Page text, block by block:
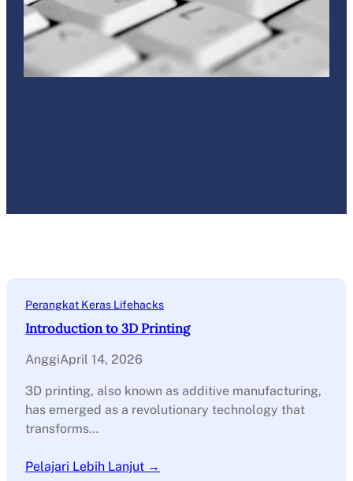
Perangkat Keras Lifehacks
Introduction to 3D Printing
AnggiApril 14, 2026
3D printing, also known as additive manufacturing,
has emerged as a revolutionary technology that
transforms…
Pelajari Lebih Lanjut →